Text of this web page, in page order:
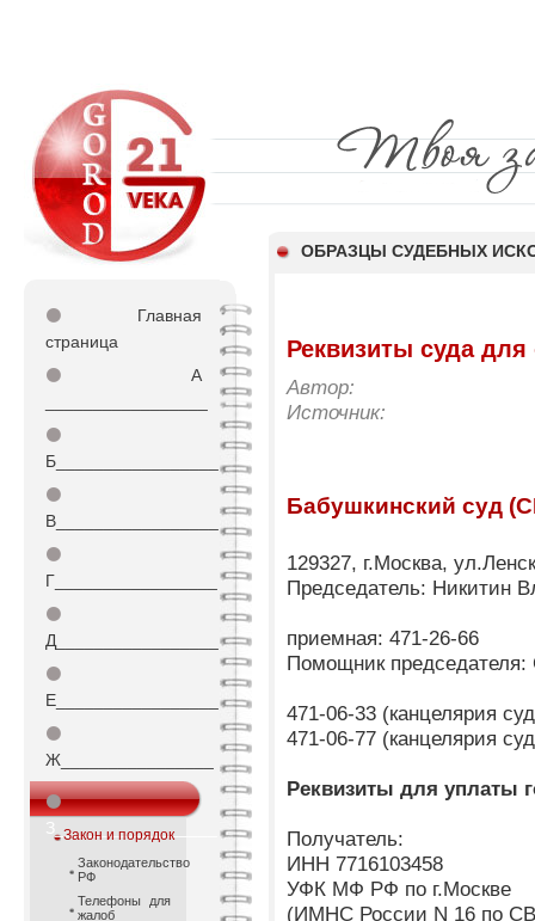
ОБРАЗЦЫ СУДЕБНЫХ
⚫
Главная
страница
⚫
А
⚫
Б_________________
⚫
В_________________
⚫
Г_________________
⚫
Д_________________
⚫
Е_________________
⚫
Ж________________
⚫
З_________________
Закон и порядок
Законодательство
РФ
Телефоны для
жалоб
Реквизиты суда
Автор:
Источник:
Бабушкинский суд
129327, г.Москва,
Председатель: Никитин
приемная: 471-26-66
Помощник
471-06-33 (канцелярия
471-06-77 (канцелярия
Реквизиты для уплаты
Получатель:
ИНН 7716103458
УФК МФ РФ по г.Москве
(ИМНС России N 16 по